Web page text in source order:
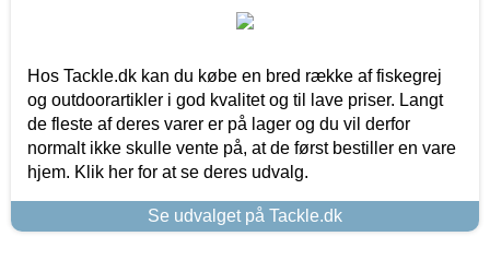
Hos Tackle.dk kan du købe en bred række af fiskegrej
og outdoorartikler i god kvalitet og til lave priser. Langt
de fleste af deres varer er på lager og du vil derfor
normalt ikke skulle vente på, at de først bestiller en vare
hjem. Klik her for at se deres udvalg.
Se udvalget på Tackle.dk